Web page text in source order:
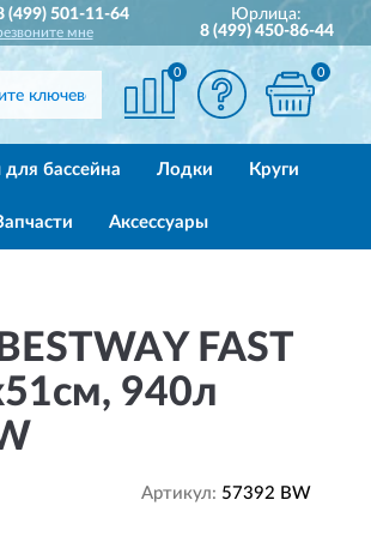
(499) 501-11-64
мне
Юрлица:
8 (499) 450-86-44
0 0
бассейна Лодки Круги
Аксессуары
FAST
940л
Артикул: 57392 BW